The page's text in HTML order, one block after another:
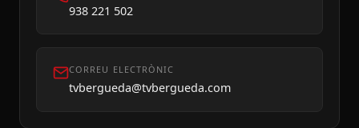
938 221 502
CORREU ELECTRÒNIC
tvbergueda@tvbergueda.com